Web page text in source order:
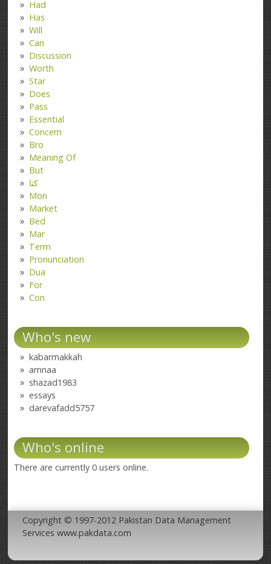
Had
Has
Will
Can
Discussion
Worth
Star
Does
Pass
Essential
Concern
Bro
Meaning Of
But
کتا
Mon
Market
Bed
Mar
Term
Pronunciation
Dua
For
Con
Who's new
kabarmakkah
amnaa
shazad1983
essays
darevafadd5757
Who's online
There are currently 0 users online.
Copyright © 1997-2012 Pakistan Data Management
Services www.pakdata.com